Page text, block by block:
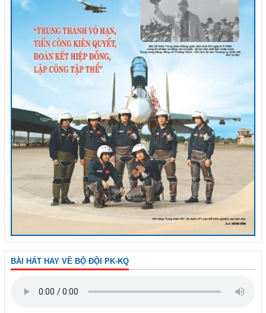
BÀI HÁT HAY VỀ BỘ ĐỘI PK-KQ